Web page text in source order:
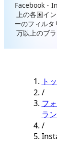
Facebook・
上の各国イ
ーのフィル
万以上のブ
ト
/
フ
ラ
/